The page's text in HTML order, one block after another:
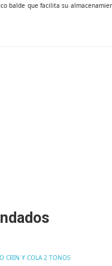
balde que facilita su